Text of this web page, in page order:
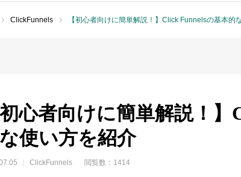
ClickFunnels 【初心者向けに簡単解説！】Click Funnelsの基本的
初心者向けに簡単解説！
使い方を紹介
ClickFunnels 閲覧数：1414